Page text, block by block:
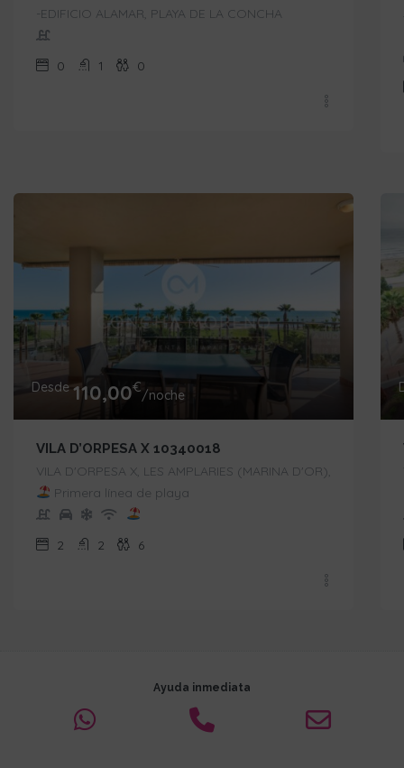
-EDIFICIO ALAMAR, PLAYA DE LA CONCHA
0 1 0
Desde 110,00€/noche
VILA D’ORPESA X 10340018
VILA D'ORPESA X, LES AMPLARIES (MARINA D'OR),
Primera línea de playa
2 2 6
Ayuda inmediata